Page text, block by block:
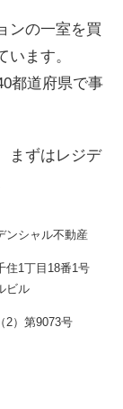
ンの一室を買
ます。
都道府県で事
まずはレジデ
ンシャル不動産
住1丁目18番1号
ビル
2）第9073号